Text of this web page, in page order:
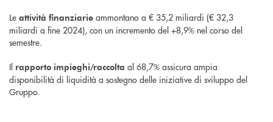
Le attività finanziarie ammontano a € 35,2 miliardi (€ 32,3
miliardi a fine 2024), con un incremento del +8,9% nel corso del
semestre.
Il rapporto impieghi/raccolta al 68,7% assicura ampia
disponibilità di liquidità a sostegno delle iniziative di sviluppo del
Gruppo.